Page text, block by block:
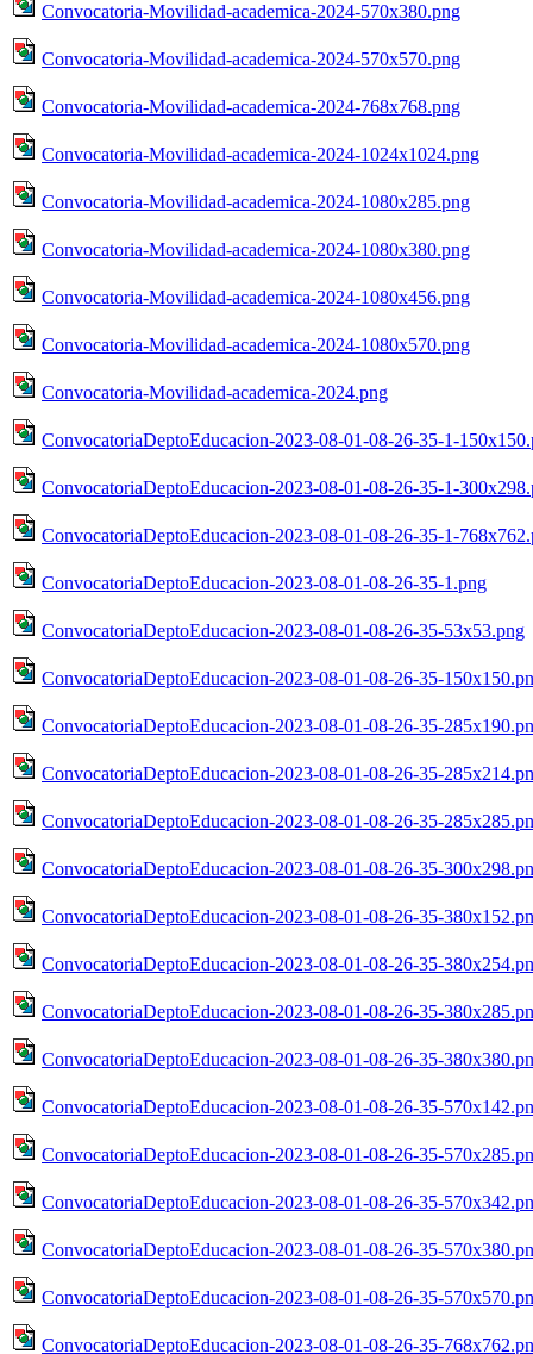
Convocatoria-Movilidad-academica-2024-570x380.png
Convocatoria-Movilidad-academica-2024-570x570.png
Convocatoria-Movilidad-academica-2024-768x768.png
Convocatoria-Movilidad-academica-2024-1024x1024.png
Convocatoria-Movilidad-academica-2024-1080x285.png
Convocatoria-Movilidad-academica-2024-1080x380.png
Convocatoria-Movilidad-academica-2024-1080x456.png
Convocatoria-Movilidad-academica-2024-1080x570.png
Convocatoria-Movilidad-academica-2024.png
ConvocatoriaDeptoEducacion-2023-08-01-08-26-35-1-
ConvocatoriaDeptoEducacion-2023-08-01-08-26-35-1-
ConvocatoriaDeptoEducacion-2023-08-01-08-26-35-1-
ConvocatoriaDeptoEducacion-2023-08-01-08-26-35-1.png
ConvocatoriaDeptoEducacion-2023-08-01-08-26-35-53x53.png
ConvocatoriaDeptoEducacion-2023-08-01-08-26-35-
ConvocatoriaDeptoEducacion-2023-08-01-08-26-35-
ConvocatoriaDeptoEducacion-2023-08-01-08-26-35-
ConvocatoriaDeptoEducacion-2023-08-01-08-26-35-
ConvocatoriaDeptoEducacion-2023-08-01-08-26-35-
ConvocatoriaDeptoEducacion-2023-08-01-08-26-35-
ConvocatoriaDeptoEducacion-2023-08-01-08-26-35-
ConvocatoriaDeptoEducacion-2023-08-01-08-26-35-
ConvocatoriaDeptoEducacion-2023-08-01-08-26-35-
ConvocatoriaDeptoEducacion-2023-08-01-08-26-35-
ConvocatoriaDeptoEducacion-2023-08-01-08-26-35-
ConvocatoriaDeptoEducacion-2023-08-01-08-26-35-
ConvocatoriaDeptoEducacion-2023-08-01-08-26-35-
ConvocatoriaDeptoEducacion-2023-08-01-08-26-35-
ConvocatoriaDeptoEducacion-2023-08-01-08-26-35-